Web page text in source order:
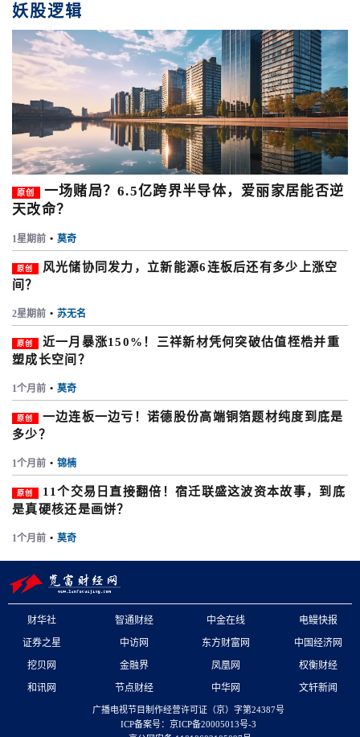
妖股逻辑
原创
一场赌局？6.5亿跨界半导体，爱丽家居能否逆
天改命？
1星期前 • 莫奇
原创
风光储协同发力，立新能源6连板后还有多少上涨空
间？
2星期前 • 苏无名
原创
近一月暴涨150%！三祥新材凭何突破估值桎梏并重
塑成长空间？
1个月前 • 莫奇
原创
一边连板一边亏！诺德股份高端铜箔题材纯度到底是
多少？
1个月前 • 锦楠
原创
11个交易日直接翻倍！宿迁联盛这波资本故事，到底
是真硬核还是画饼？
1个月前 • 莫奇
财华社 智通财经 中金在线
电鳗快报
证券之星
中访网 东方财富网
中国经济网
挖贝网
金融界 凤凰网
权衡财经
和讯网
节点财经 中华网 文轩新闻
广播电视节目制作经营许可证（京）字第24387号
ICP备案号：京ICP备20005013号-3